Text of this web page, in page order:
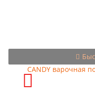
CANDY варочная